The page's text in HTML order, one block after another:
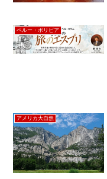
ペルー・ボリビア
アメリカ大自然